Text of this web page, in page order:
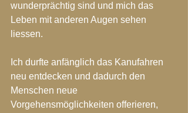
wunderprächtig sind und mich das
Leben mit anderen Augen sehen
liessen.
Ich durfte anfänglich das Kanufahren
neu entdecken und dadurch den
Menschen neue
Vorgehensmöglichkeiten offerieren,